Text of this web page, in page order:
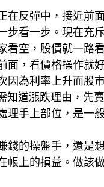
在反彈中，接近前
步看一步。現在充
看空，股價就一路
面，看價格操作就
因為利率上升而股
知道漲跌理由，先
理手上部位，是一
錢的操盤手，還是
帳上的損益。做該